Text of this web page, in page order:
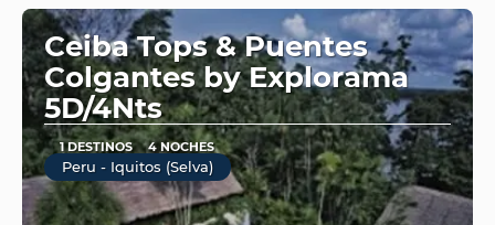
Ceiba Tops & Puentes
Colgantes by Explorama
5D/4Nts
1 DESTINOS 4 NOCHES
Peru - Iquitos (Selva)